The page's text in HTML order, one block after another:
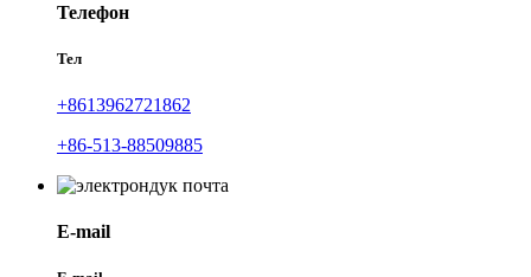
Телефон
Тел
+8613962721862
+86-513-88509885
E-mail